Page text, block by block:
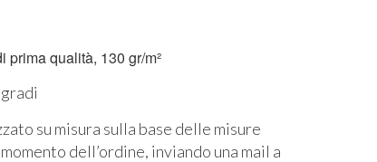
prima qualità, 130 gr/m²
su misura sulla base delle misure
dell’ordine, inviando una mail a